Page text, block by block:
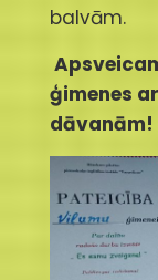
balvām.
ģimenes
dāvanām!